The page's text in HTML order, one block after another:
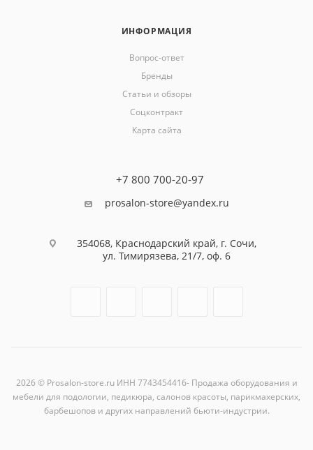
ИНФОРМАЦИЯ
Вопрос-ответ
Бренды
Статьи и обзоры
Соцконтракт
Карта сайта
+7 800 700-20-97
prosalon-store@yandex.ru
354068, Краснодарский край, г. Сочи,
ул. Тимирязева, 21/7, оф. 6
2026 © Prosalon-store.ru ИНН 7743454416- Продажа оборудования и
мебели для подологии, педикюра, салонов красоты, парикмахерских,
барбешопов и других направлений бьюти-индустрии.